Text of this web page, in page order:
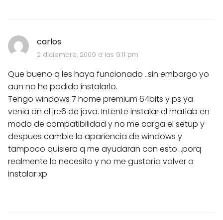
carlos
2 diciembre, 2009 a las 9:11 pm
Que bueno q les haya funcionado ..sin embargo yo
aun no he podido instalarlo.
Tengo windows 7 home premium 64bits y ps ya
venia on el jre6 de java. Intente instalar el matlab en
modo de compatibilidad y no me carga el setup y
despues cambie la apariencia de windows y
tampoco quisiera q me ayudaran con esto ..porq
realmente lo necesito y no me gustaría volver a
instalar xp